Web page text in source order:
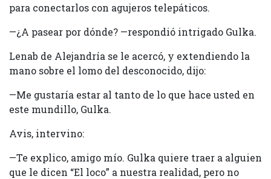
para conectarlos con agujeros telepáticos.
—¿A pasear por dónde? —respondió intrigado Gulka.
Lenab de Alejandría se le acercó, y extendiendo la
mano sobre el lomo del desconocido, dijo:
—Me gustaría estar al tanto de lo que hace usted en
este mundillo, Gulka.
Avis, intervino:
—Te explico, amigo mío. Gulka quiere traer a alguien
que le dicen “El loco” a nuestra realidad, pero no